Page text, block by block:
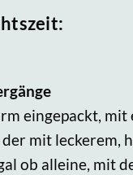
eingepackt,
mit leckerem,
ob alleine, mit